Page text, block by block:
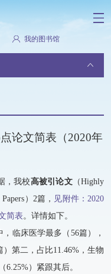
我的图书馆
论文简表（2020年
，我校高被引论文（Highly
）2篇， 见附件：2020
简表 。详情如下。
临床医学最多（56篇），
第二，占比11.46%，生物
）紧跟其后。